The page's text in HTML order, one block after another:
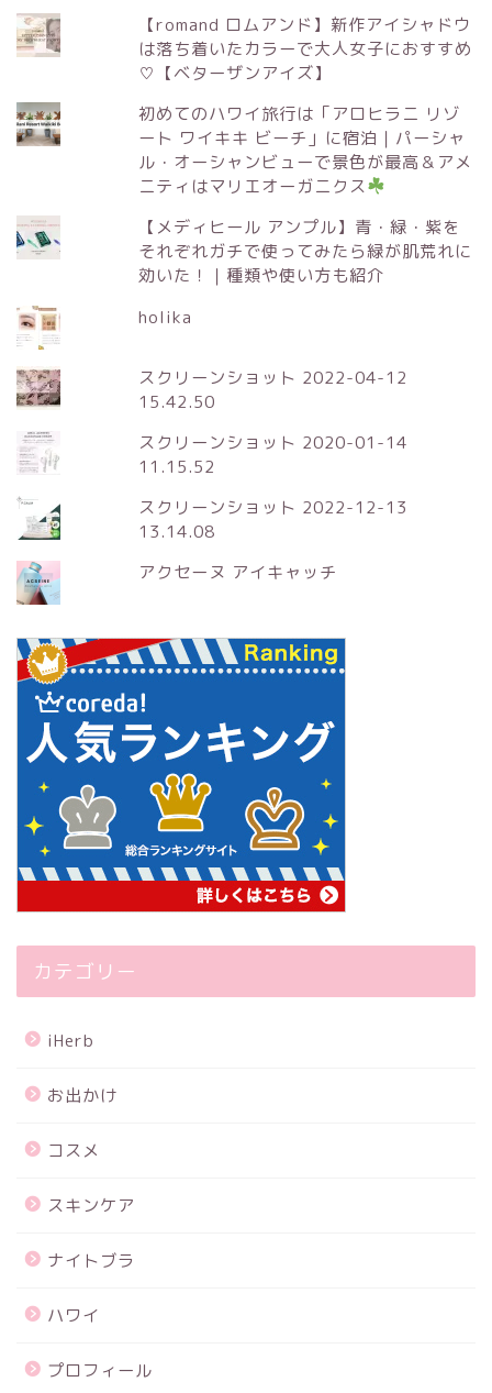
【romand ロムアンド】新作アイシャドウ
は落ち着いたカラーで大人女子におすすめ
♡【ベターザンアイズ】
初めてのハワイ旅行は「アロヒラニ リゾ
ート ワイキキ ビーチ」に宿泊｜パーシャ
ル・オーシャンビューで景色が最高＆アメ
ニティはマリエオーガニクス
【メディヒール アンプル】青・緑・紫を
それぞれガチで使ってみたら緑が肌荒れに
効いた！｜種類や使い方も紹介
holika
スクリーンショット 2022-04-12
15.42.50
スクリーンショット 2020-01-14
11.15.52
スクリーンショット 2022-12-13
13.14.08
アクセーヌ アイキャッチ
カテゴリー
iHerb
お出かけ
コスメ
スキンケア
ナイトブラ
ハワイ
プロフィール